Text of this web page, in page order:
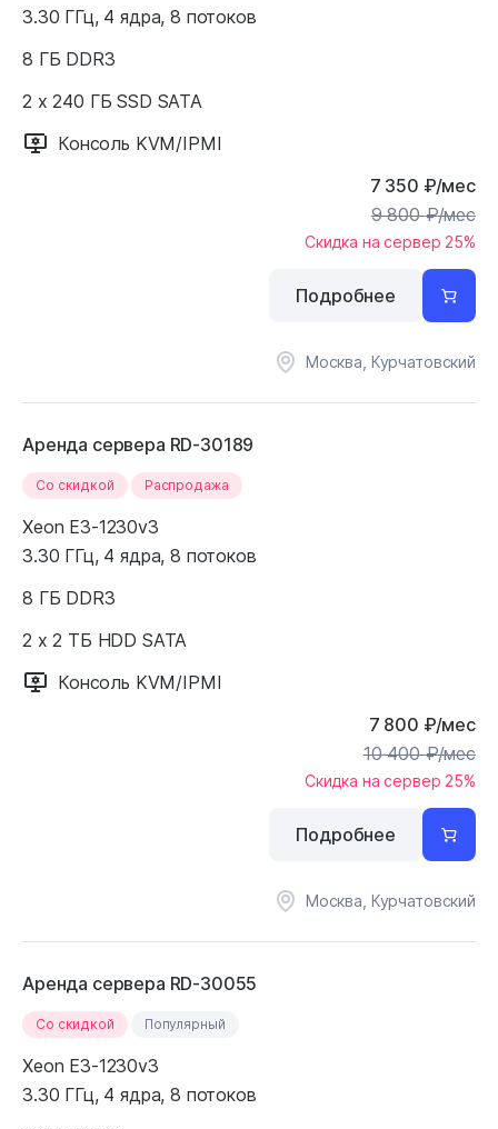
3.30 ГГц, 4 ядра, 8 потоков
8 ГБ DDR3
2 x 240 ГБ SSD SATA
Консоль KVM/IPMI
7 350 ₽/мес
9 800₽/мес
Скидка на сервер 25%
Москва, Курчатовский
Подробнее
Аренда сервера RD-30189
Cо скидкой Распродажа
Xeon E3-1230v3
3.30 ГГц, 4 ядра, 8 потоков
8 ГБ DDR3
2 x 2 ТБ HDD SATA
Консоль KVM/IPMI
7 800 ₽/мес
10 400₽/мес
Скидка на сервер 25%
Москва, Курчатовский
Подробнее
Аренда сервера RD-30055
Cо скидкой Популярный
Xeon E3-1230v3
3.30 ГГц, 4 ядра, 8 потоков